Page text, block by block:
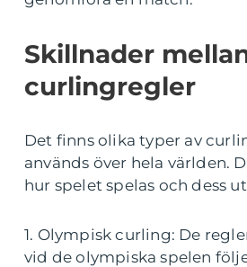
Skillnader
curlingregler
Det finns olika typer av
används över hela världen.
hur spelet spelas och dess
1. Olympisk curling: De
vid de olympiska spelen